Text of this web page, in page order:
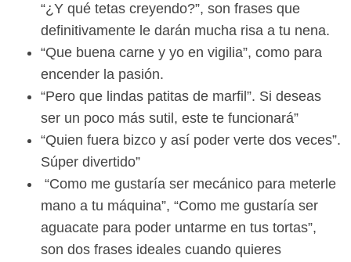
“¿Y qué tetas creyendo?”, son frases que
definitivamente le darán mucha risa a tu nena.
“Que buena carne y yo en vigilia”, como para
encender la pasión.
“Pero que lindas patitas de marfil”. Si deseas
ser un poco más sutil, este te funcionará”
“Quien fuera bizco y así poder verte dos veces”.
Súper divertido”
“Como me gustaría ser mecánico para meterle
mano a tu máquina”, “Como me gustaría ser
aguacate para poder untarme en tus tortas”,
son dos frases ideales cuando quieres